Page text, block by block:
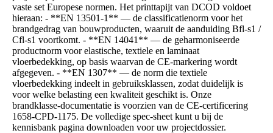
vaste set Europese normen. Het printtapijt van DCOD voldoet
hieraan: - **EN 13501-1** — de classificatienorm voor het
brandgedrag van bouwproducten, waaruit de aanduiding Bfl-s1 /
Cfl-s1 voortkomt. - **EN 14041** — de geharmoniseerde
productnorm voor elastische, textiele en laminaat
vloerbedekking, op basis waarvan de CE-markering wordt
afgegeven. - **EN 1307** — de norm die textiele
vloerbedekking indeelt in gebruiksklassen, zodat duidelijk is
voor welke belasting een kwaliteit geschikt is. Onze
brandklasse-documentatie is voorzien van de CE-certificering
1658-CPD-1175. De volledige spec-sheet kunt u bij de
kennisbank pagina downloaden voor uw projectdossier.